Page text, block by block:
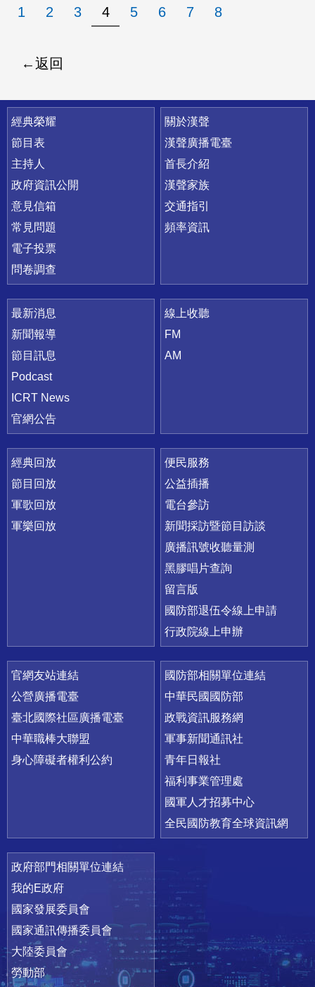
1 2 3 4 5 6 7 8
返回
快速連結
經典榮耀
節目表
主持人
政府資訊公開
意見信箱
常見問題
電子投票
問卷調查
關於漢聲
漢聲廣播電臺
首長介紹
漢聲家族
交通指引
頻率資訊
最新消息
新聞報導
節目訊息
Podcast
ICRT News
官網公告
線上收聽
FM
AM
經典回放
節目回放
軍歌回放
軍樂回放
便民服務
公益插播
電台參訪
新聞採訪暨節目訪談
廣播訊號收聽量測
黑膠唱片查詢
留言版
國防部退伍令線上申請
行政院線上申辦
官網友站連結
公營廣播電臺
臺北國際社區廣播電臺
中華職棒大聯盟
身心障礙者權利公約
國防部相關單位連結
中華民國國防部
政戰資訊服務網
軍事新聞通訊社
青年日報社
福利事業管理處
國軍人才招募中心
全民國防教育全球資訊網
政府部門相關單位連結
我的E政府
國家發展委員會
國家通訊傳播委員會
大陸委員會
勞動部